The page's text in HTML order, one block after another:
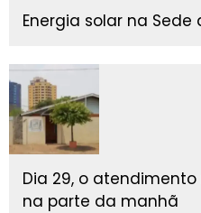
Energia solar na Sede
Dia 29, o
na parte da manhã